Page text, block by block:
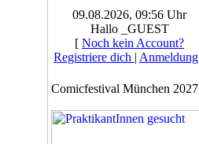
09.08.2026, 09:56 Uhr
Hallo _GUEST
[ Noch kein Account?
Registriere dich | Anmeldung
Comicfestival München 2027